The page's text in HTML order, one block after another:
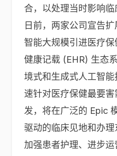
合，以处理当时影响临
日前，两家公司宣告
智能大规模引进医疗
健康记载 (EHR) 生态
境式和生成式人工智
速针对医疗保健最要
发，将在广泛的 Epic
驱动的临床见地和办
加强患者护理、进步